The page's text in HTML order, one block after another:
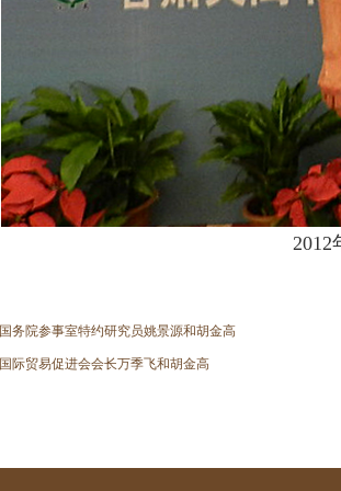
2012
国务院参事室特约研究员姚景源和胡金高
国际贸易促进会会长万季飞和胡金高